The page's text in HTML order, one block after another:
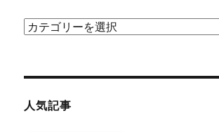
カ
ー
人気記事